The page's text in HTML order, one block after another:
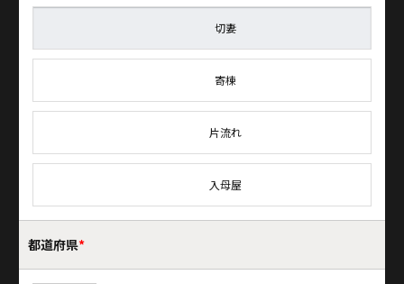
切妻
寄棟
片流れ
入母屋
都道府県*